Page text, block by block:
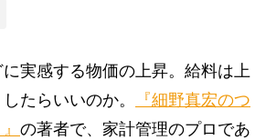
実感する物価の上昇。給料は上
たらいいのか。
『細野真宏のつ
の著者で、家計管理のプロであ